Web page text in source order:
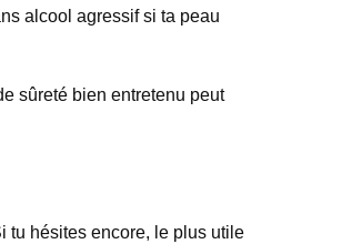
alcool agressif si ta peau
sûreté bien entretenu peut
tu hésites encore, le plus utile